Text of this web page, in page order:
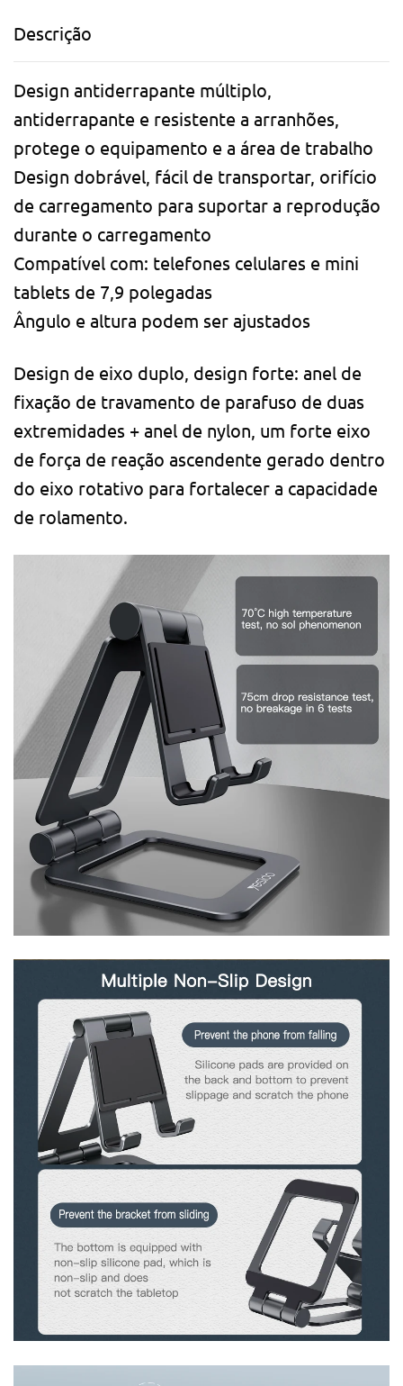
Descrição
Design antiderrapante múltiplo,
antiderrapante e resistente a arranhões,
protege o equipamento e a área de trabalho
Design dobrável, fácil de transportar, orifício
de carregamento para suportar a reprodução
durante o carregamento
Compatível com: telefones celulares e mini
tablets de 7,9 polegadas
Ângulo e altura podem ser ajustados
Design de eixo duplo, design forte: anel de
fixação de travamento de parafuso de duas
extremidades + anel de nylon, um forte eixo
de força de reação ascendente gerado dentro
do eixo rotativo para fortalecer a capacidade
de rolamento.